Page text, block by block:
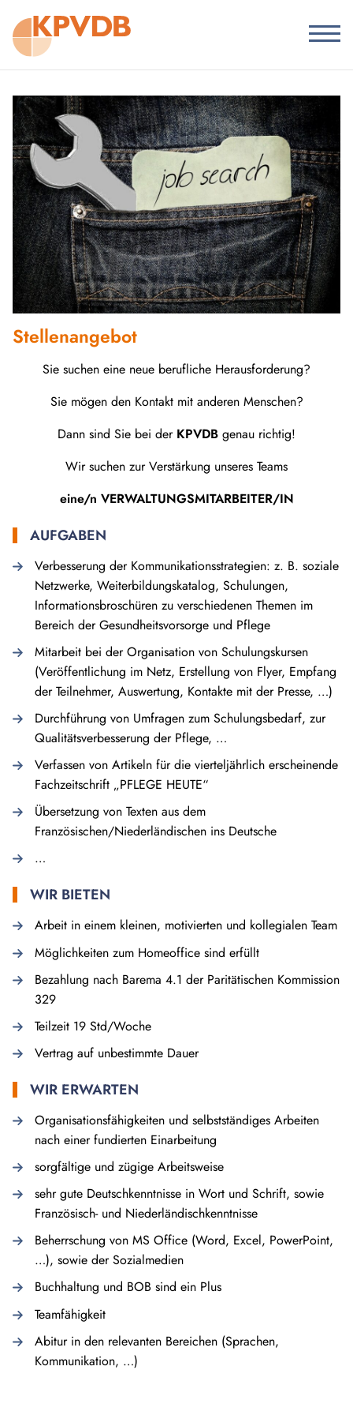
Stellenangebot
Sie suchen eine neue berufliche Herausforderung?
Sie mögen den Kontakt mit anderen Menschen?
Dann sind Sie bei der KPVDB genau richtig!
Wir suchen zur Verstärkung unseres Teams
eine/n VERWALTUNGSMITARBEITER/IN
AUFGABEN
Verbesserung der Kommunikationsstrategien: z. B. soziale
Netzwerke, Weiterbildungskatalog, Schulungen,
Informationsbroschüren zu verschiedenen Themen im
Bereich der Gesundheitsvorsorge und Pflege
Mitarbeit bei der Organisation von Schulungskursen
(Veröffentlichung im Netz, Erstellung von Flyer, Empfang
der Teilnehmer, Auswertung, Kontakte mit der Presse, …)
Durchführung von Umfragen zum Schulungsbedarf, zur
Qualitätsverbesserung der Pflege, …
Verfassen von Artikeln für die vierteljährlich erscheinende
Fachzeitschrift „PFLEGE HEUTE“
Übersetzung von Texten aus dem
Französischen/Niederländischen ins Deutsche
…
WIR BIETEN
Arbeit in einem kleinen, motivierten und kollegialen Team
Möglichkeiten zum Homeoffice sind erfüllt
Bezahlung nach Barema 4.1 der Paritätischen Kommission
329
Teilzeit 19 Std/Woche
Vertrag auf unbestimmte Dauer
WIR ERWARTEN
Organisationsfähigkeiten und selbstständiges Arbeiten
nach einer fundierten Einarbeitung
sorgfältige und zügige Arbeitsweise
sehr gute Deutschkenntnisse in Wort und Schrift, sowie
Französisch- und Niederländischkenntnisse
Beherrschung von MS Office (Word, Excel, PowerPoint,
…), sowie der Sozialmedien
Buchhaltung und BOB sind ein Plus
Teamfähigkeit
Abitur in den relevanten Bereichen (Sprachen,
Kommunikation, …)